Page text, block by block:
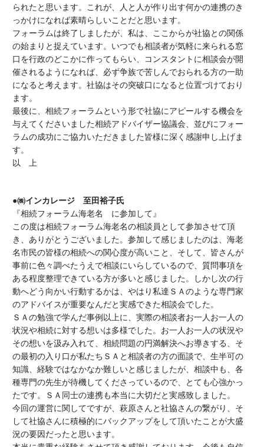
られたと思います。これが、人と人が作り出す何かの連携のき
っかけになれば素晴らしいことだと思います。
フォーラムは終了しましたが、私は、ここからが社協との関係
の始まりと捉えています。いつでも相談者が気軽に来られる窓
口を行政のどこかに作ってもらい、コンスタントに相談会が開
催されるようになれば、必ず争族で苦しんでおられる方の一助
になると考えます。社協はその突破口になると位置づけており
ます。
最後に、相続フォーラムという形で社協にアピールする機会を
与えてくださいました相続アドバイザー協議会、並びにフォー
ラムの成功にご協力いただきました皆様に深く感謝申し上げま
す。
以 上
●㈱インカレージ 至田裕子氏
『相続フォーラム海老名 に参加して』
この度は相続フォーラム海老名の相談員として参加させて頂
き、ありがとうございました。参加して感じましたのは、海老
名市民の皆様の相続への関心度が高いこと、そして、皆さんが
事前に色々調べたうえで相談にいらしているので、質問事項を
ある程度整理できている方が多いと感じました。しかし次の行
動へどう向かい行動するかは、やはり私達ＳＡのような専門家
のアドバイスが重要なんだと実感できた相談会でした。
ＳＡの勉強で学んだ事例以上に、実際の相談者お一人お一人の
状況や相続に対する想いは多様でした。お一人お一人の状況や
その想いを汲み入れて、相続問題の円満解決へお導きする、そ
の最初の入り口が私たちＳＡと相談者の方の面談で、生半可の
知識、経験ではなかなか難しいと感じましたが、相談中も、各
種専門の先生が待機してくださっているので、とても心強かっ
たです。ＳＡ同士の連携も本当に大切だと実感致しました。
今回の運営に関してですが、萩原さんと社協さんの繋がり、そ
して社協さんに積極的にバックアップをして頂いたことが大盛
況の要因だったと思います。